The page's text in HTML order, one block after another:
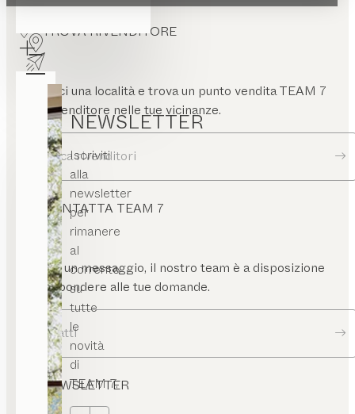
NEWSLETTER
Iscriviti
alla
newsletter
per
rimanere
al
corrente
su
tutte
le
novità
di
TEAM 7.
TROVA RIVENDITORE
Inserisci una località e trova un punto vendita TEAM 7
o un rivenditore nelle tue vicinanze.
Ricerca rivenditori
CONTATTA TEAM 7
Scrivici un messaggio, il nostro team è a disposizione
per rispondere alle tue domande.
Contatti
NEWSLETTER